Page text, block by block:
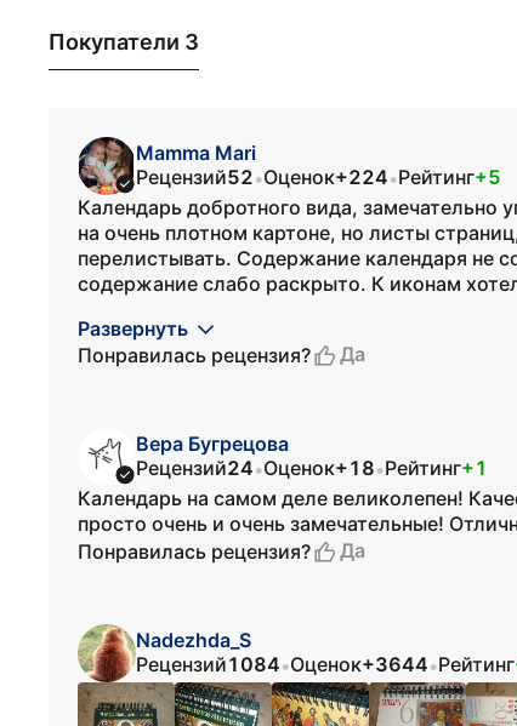
Покупатели 3
Mamma Mari
Рецензий52•Оценок+224•Рейтинг+5
Календарь добротного вида, замечательно
на очень плотном картоне, но листы
перелистывать. Содержание календаря не
содержание слабо раскрыто. К иконам
Развернуть
Понравилась рецензия?
Да
Вера Бугрецова
Рецензий24•Оценок+18•Рейтинг+1
Календарь на самом деле великолепен!
просто очень и очень замечательные!
Понравилась рецензия?
Да
Nadezhda_S
Рецензий1084•Оценок+3644•Рейтинг